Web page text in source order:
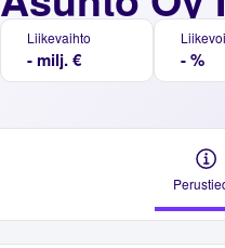
Liikevaihto
- milj. € - %